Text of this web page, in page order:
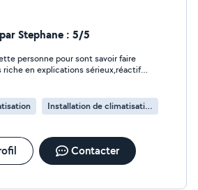
Stephane : 5/5
personne pour sont savoir faire
en explications sérieux,réactif
Installation de climatisation
Contacter